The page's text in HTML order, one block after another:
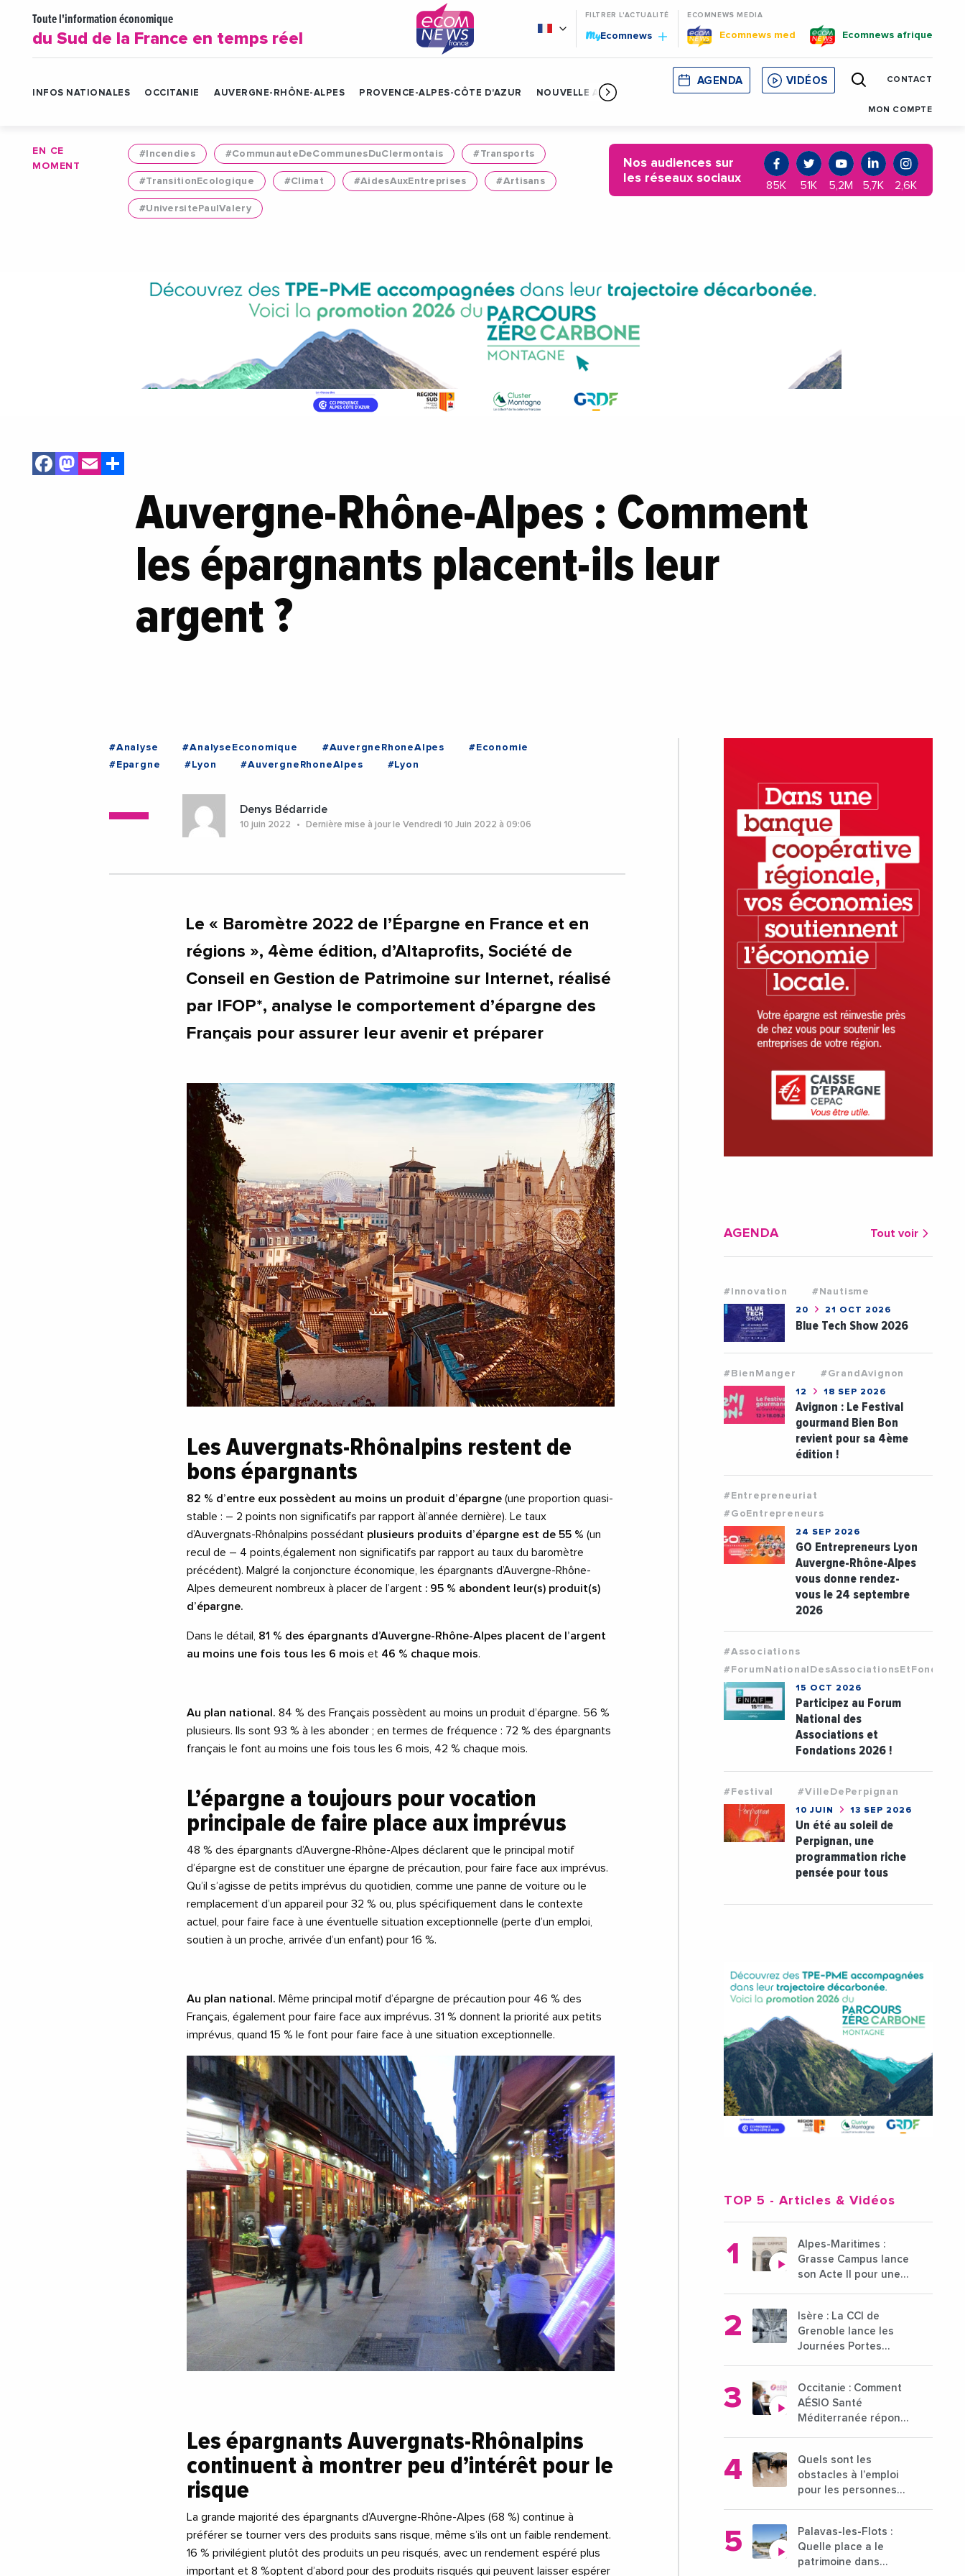
Toute l'information économique
du Sud de la France en temps réel
FILTRER L'ACTUALITÉ
MyEcomnews
ECOMNEWS MEDIA
Ecomnews med Ecomnews afrique
INFOS NATIONALES OCCITANIE AUVERGNE-RHÔNE-ALPES PROVENCE-ALPES-CÔTE D'AZUR NOUVELLE AQUITAINE CORSE MONACO CATALOGNE
AGENDA VIDÉOS CONTACT
MON COMPTE
EN CE
MOMENT
#Incendies #CommunauteDeCommunesDuClermontais #Transports
#TransitionEcologique #Climat #AidesAuxEntreprises #Artisans
#UniversitePaulValery
Nos audiences sur
les réseaux sociaux
85K 51K 5,2M 5,7K 2,6K
Facebook
Mastodon
Email
Auvergne-Rhône-Alpes : Comment
les épargnants placent-ils leur
argent ?
#Analyse #AnalyseEconomique #AuvergneRhoneAlpes
#Economie
#Epargne
#Lyon #AuvergneRhoneAlpes #Lyon
Denys Bédarride
10 juin 2022 Dernière mise à jour le Vendredi 10 Juin 2022 à 09:06
Le « Baromètre 2022 de l’Épargne en France et en
régions », 4ème édition, d’Altaprofits, Société de
Conseil en Gestion de Patrimoine sur Internet, réalisé
par IFOP*, analyse le comportement d’épargne des
Français pour assurer leur avenir et préparer
Les Auvergnats-Rhônalpins restent de
bons épargnants
82 % d’entre eux possèdent au moins un produit d’épargne(une proportion quasi-
stable : – 2 points non significatifs par rapport àl’année dernière). Le taux
d’Auvergnats-Rhônalpins possédant plusieurs produits d’épargne est de 55 % (un
recul de – 4 points,également non significatifs par rapport au taux du baromètre
précédent). Malgré la conjoncture économique, les épargnants d’Auvergne-Rhône-
Alpes demeurent nombreux à placer de l’argent : 95 % abondent leur(s) produit(s)
d’épargne.
Dans le détail, 81 % des épargnants d’Auvergne-Rhône-Alpes placent de l’argent
au moins une fois tous les 6 mois et 46 % chaque mois.
Au plan national. 84 % des Français possèdent au moins un produit d’épargne. 56 %
plusieurs. Ils sont 93 % à les abonder ; en termes de fréquence : 72 % des épargnants
français le font au moins une fois tous les 6 mois, 42 % chaque mois.
L’épargne a toujours pour vocation
principale de faire place aux imprévus
48 % des épargnants d’Auvergne-Rhône-Alpes déclarent que le principal motif
d’épargne est de constituer une épargne de précaution, pour faire face aux imprévus.
Qu’il s’agisse de petits imprévus du quotidien, comme une panne de voiture ou le
remplacement d’un appareil pour 32 % ou, plus spécifiquement dans le contexte
actuel, pour faire face à une éventuelle situation exceptionnelle (perte d’un emploi,
soutien à un proche, arrivée d’un enfant) pour 16 %.
Au plan national. Même principal motif d’épargne de précaution pour 46 % des
Français, également pour faire face aux imprévus. 31 % donnent la priorité aux petits
imprévus, quand 15 % le font pour faire face à une situation exceptionnelle.
Les épargnants Auvergnats-Rhônalpins
continuent à montrer peu d’intérêt pour le
risque
La grande majorité des épargnants d’Auvergne-Rhône-Alpes (68 %) continue à
préférer se tourner vers des produits sans risque, même s’ils ont un faible rendement.
16 % privilégient plutôt des produits un peu risqués, avec un rendement espéré plus
important et 8 %optent d’abord pour des produits risqués qui peuvent laisser espérer
AGENDA Tout voir
#Innovation #Nautisme
20 21 OCT 2026
Blue Tech Show 2026
#BienManger #GrandAvignon
12 18 SEP 2026
Avignon : Le Festival
gourmand Bien Bon
revient pour sa 4ème
édition !
#Entrepreneuriat
#GoEntrepreneurs
24 SEP 2026
GO Entrepreneurs Lyon
Auvergne-Rhône-Alpes
vous donne rendez-
vous le 24 septembre
2026
#Associations
15 OCT 2026
Participez au Forum
National des
Associations et
Fondations 2026 !
#Festival #VilleDePerpignan
10 JUIN 13 SEP 2026
Un été au soleil de
Perpignan, une
programmation riche
pensée pour tous
TOP 5 - Articles & Vidéos
Alpes-Maritimes :
Grasse Campus lance
son Acte II pour une
l'enseignement
supérieur
Isère : La CCI de
Grenoble lance les
Journées Portes
21 octobre 2024
Occitanie : Comment
AÉSIO Santé
Méditerranée répond
?
Quels sont les
obstacles à l’emploi
pour les personnes
Palavas-les-Flots :
Quelle place a le
patrimoine dans